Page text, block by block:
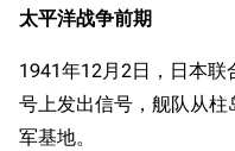
太平洋战争前期
1941年12月2日，日本联
号上发出信号，舰队从
军基地。